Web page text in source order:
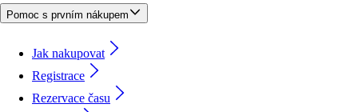
Pomoc s prvním nákupem
Jak nakupovat
Registrace
Rezervace času